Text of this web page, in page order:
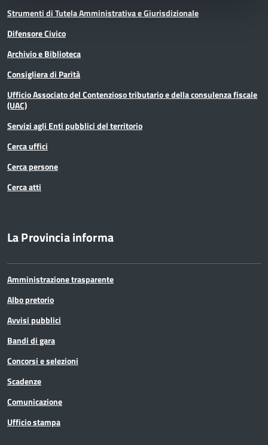
Strumenti di Tutela Amministrativa e Giurisdizionale
Difensore Civico
Archivio e Biblioteca
Consigliera di Parità
Ufficio Associato del Contenzioso tributario e della consulenza fiscale
(UAC)
Servizi agli Enti pubblici del territorio
Cerca uffici
Cerca persone
Cerca atti
La Provincia informa
Amministrazione trasparente
Albo pretorio
Avvisi pubblici
Bandi di gara
Concorsi e selezioni
Scadenze
Comunicazione
Ufficio stampa